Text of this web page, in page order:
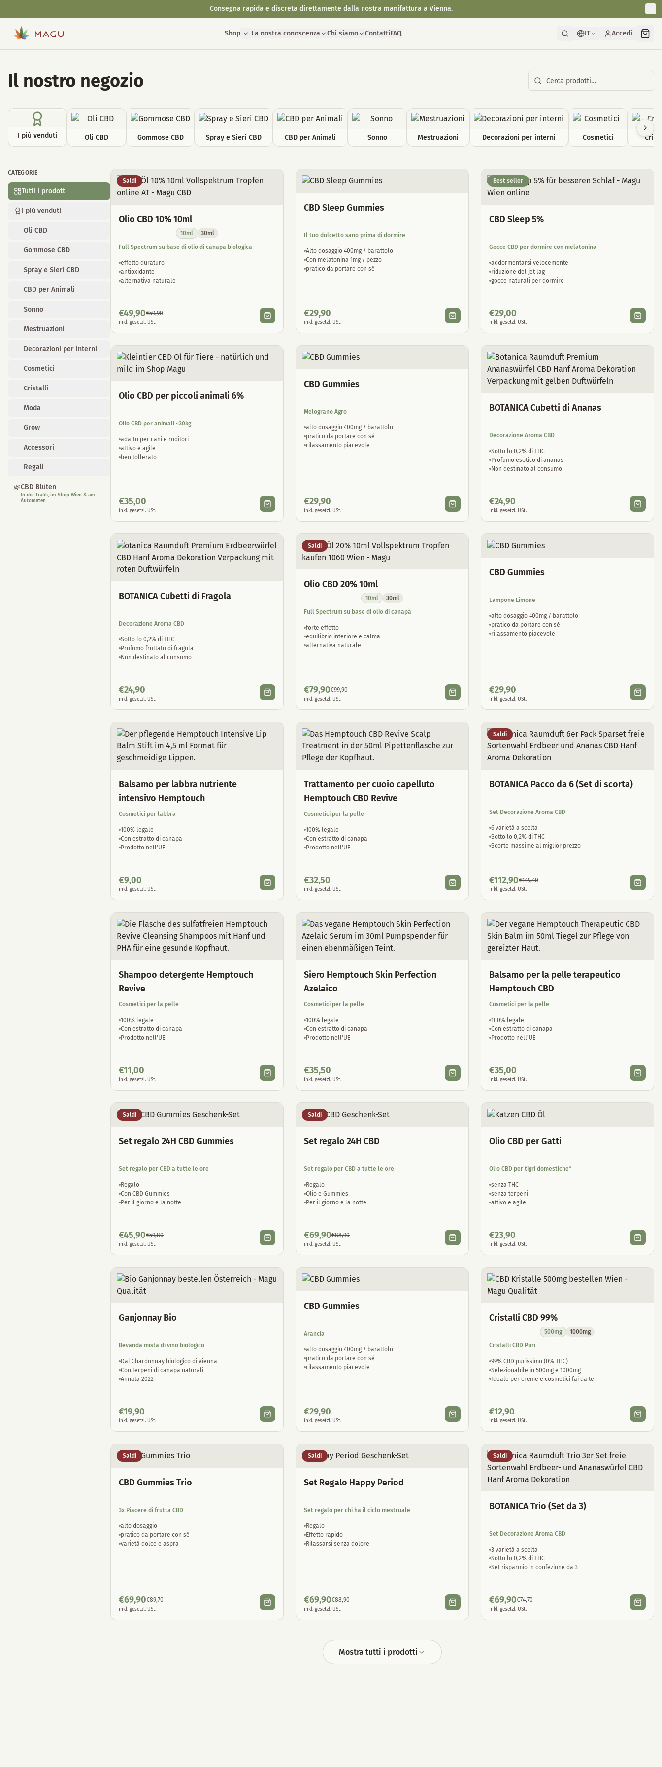
Shop La nostra conoscenza Chi siamo ContattiFAQ IT Accedi
Il nostro negozio
I più venduti Oli CBD Gommose CBD Spray e Sieri CBD CBD per Animali Sonno Mestruazioni Decorazioni per interni Cosmetici
CATEGORIE
Tutti i prodotti
I più venduti
Oli CBD
Gommose CBD
Spray e Sieri CBD
CBD per Animali
Sonno
Mestruazioni
Decorazioni per interni
Cosmetici
Cristalli
Moda
Grow
Accessori
Regali
🌿CBD Blüten
In der Trafik, im Shop Wien & am
Automaten
Tutti i prodotti
Saldi
Olio CBD 10% 10ml
10ml
30ml
Full Spectrum su base di olio di canapa biologica
effetto duraturo
antioxidante
alternativa naturale
€49,90€59,90
inkl. gesetzl. USt.
CBD Sleep Gummies
Il tuo dolcetto sano prima di dormire
Alto dosaggio 400mg / barattolo
Con melatonina 1mg / pezzo
pratico da portare con sé
€29,90
inkl. gesetzl. USt.
Best seller
CBD Sleep 5%
Gocce CBD per dormire con melatonina
addormentarsi velocemente
riduzione del jet lag
gocce naturali per dormire
€29,00
inkl. gesetzl. USt.
Olio CBD per piccoli animali 6%
Olio CBD per animali <30kg
adatto per cani e roditori
attivo e agile
ben tollerato
€35,00
inkl. gesetzl. USt.
CBD Gummies
Melograno Agro
alto dosaggio 400mg / barattolo
pratico da portare con sé
rilassamento piacevole
€29,90
inkl. gesetzl. USt.
BOTANICA Cubetti di Ananas
Decorazione Aroma CBD
Sotto lo 0,2% di THC
Profumo esotico di ananas
Non destinato al consumo
€24,90
inkl. gesetzl. USt.
BOTANICA Cubetti di Fragola
Decorazione Aroma CBD
Sotto lo 0,2% di THC
Profumo fruttato di fragola
Non destinato al consumo
€24,90
inkl. gesetzl. USt.
Saldi
Olio CBD 20% 10ml
10ml
30ml
Full Spectrum su base di olio di canapa
forte effetto
equilibrio interiore e calma
alternativa naturale
€79,90€99,90
inkl. gesetzl. USt.
CBD Gummies
Lampone Limone
alto dosaggio 400mg / barattolo
pratico da portare con sé
rilassamento piacevole
€29,90
inkl. gesetzl. USt.
Balsamo per labbra nutriente
intensivo Hemptouch
Cosmetici per labbra
100% legale
Con estratto di canapa
Prodotto nell'UE
€9,00
inkl. gesetzl. USt.
Trattamento per cuoio capelluto
Hemptouch CBD Revive
Cosmetici per la pelle
100% legale
Con estratto di canapa
Prodotto nell'UE
€32,50
inkl. gesetzl. USt.
Saldi
BOTANICA Pacco da 6 (Set di scorta)
Set Decorazione Aroma CBD
6 varietà a scelta
Sotto lo 0,2% di THC
Scorte massime al miglior prezzo
€112,90€149,40
inkl. gesetzl. USt.
Shampoo detergente Hemptouch
Revive
Cosmetici per la pelle
100% legale
Con estratto di canapa
Prodotto nell'UE
€11,00
inkl. gesetzl. USt.
Siero Hemptouch Skin Perfection
Azelaico
Cosmetici per la pelle
100% legale
Con estratto di canapa
Prodotto nell'UE
€35,50
inkl. gesetzl. USt.
Balsamo per la pelle terapeutico
Hemptouch CBD
Cosmetici per la pelle
100% legale
Con estratto di canapa
Prodotto nell'UE
€35,00
inkl. gesetzl. USt.
Saldi
Set regalo 24H CBD Gummies
Set regalo per CBD a tutte le ore
Regalo
Con CBD Gummies
Per il giorno e la notte
€45,90€59,80
inkl. gesetzl. USt.
Saldi
Set regalo 24H CBD
Set regalo per CBD a tutte le ore
Regalo
Olio e Gummies
Per il giorno e la notte
€69,90€88,90
inkl. gesetzl. USt.
Olio CBD per Gatti
Olio CBD per tigri domestiche*
senza THC
senza terpeni
attivo e agile
€23,90
inkl. gesetzl. USt.
Ganjonnay Bio
Bevanda mista di vino biologico
Dal Chardonnay biologico di Vienna
Con terpeni di canapa naturali
Annata 2022
€19,90
inkl. gesetzl. USt.
CBD Gummies
Arancia
alto dosaggio 400mg / barattolo
pratico da portare con sé
rilassamento piacevole
€29,90
inkl. gesetzl. USt.
Cristalli CBD 99%
500mg
1000mg
Cristalli CBD Puri
99% CBD purissimo (0% THC)
Selezionabile in 500mg e 1000mg
Ideale per creme e cosmetici fai da te
€12,90
inkl. gesetzl. USt.
Saldi
CBD Gummies Trio
3x Piacere di frutta CBD
alto dosaggio
pratico da portare con sé
varietà dolce e aspra
€69,90€89,70
inkl. gesetzl. USt.
Saldi
Set Regalo Happy Period
Set regalo per chi ha il ciclo mestruale
Regalo
Effetto rapido
Rilassarsi senza dolore
€69,90€88,90
inkl. gesetzl. USt.
Saldi
BOTANICA Trio (Set da 3)
Set Decorazione Aroma CBD
3 varietà a scelta
Sotto lo 0,2% di THC
Set risparmio in confezione da 3
€69,90€74,70
inkl. gesetzl. USt.
Mostra tutti i prodotti
Consegna rapida e discreta direttamente dalla nostra manifattura a Vienna.